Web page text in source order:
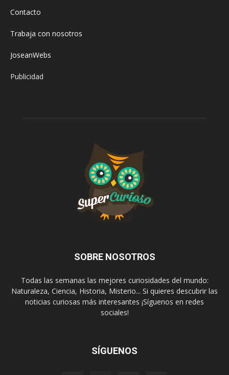
Contacto
Trabaja con nosotros
JoseanWebs
Publicidad
SOBRE NOSOTROS
Todas las semanas las mejores curiosidades del mundo:
Naturaleza, Ciencia, Historia, Misterio... Si quieres descubrir las
noticias curiosas más interesantes ¡Síguenos en redes
sociales!
SÍGUENOS